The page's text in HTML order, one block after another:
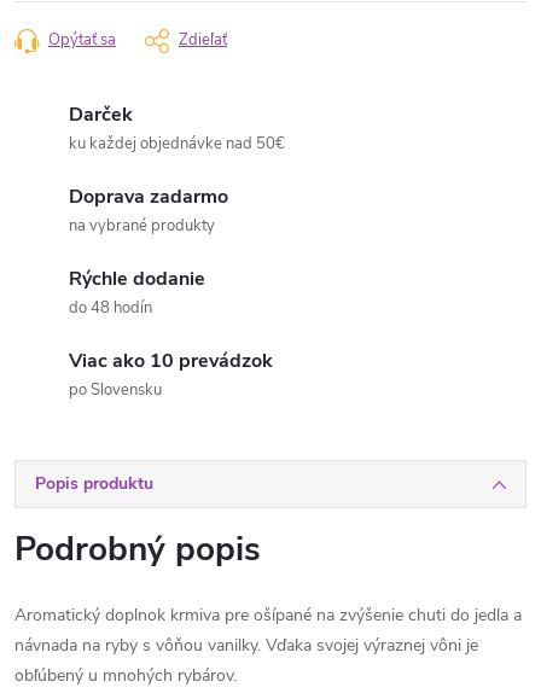
Opýtať sa Zdieľať
Darček
ku každej objednávke nad 50€
Doprava zadarmo
na vybrané produkty
Rýchle dodanie
do 48 hodín
Viac ako 10 prevádzok
po Slovensku
Popis produktu
Podrobný popis
Aromatický doplnok krmiva pre ošípané na zvýšenie chuti do jedla a
návnada na ryby s vôňou vanilky. Vďaka svojej výraznej vôni je
obľúbený u mnohých rybárov.